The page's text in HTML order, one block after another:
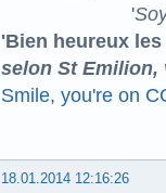
'
'Bien heureux
selon St Emilion,
Smile, you're on
18.01.2014 12:16:26